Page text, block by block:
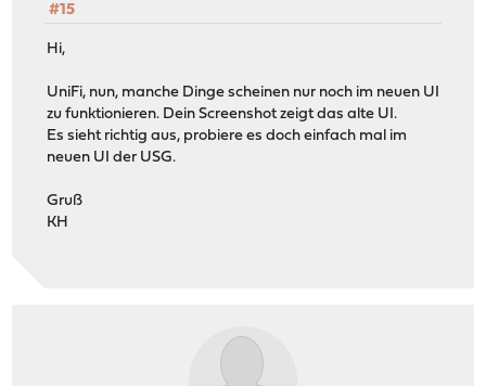
#15
Hi,
UniFi, nun, manche Dinge scheinen nur noch im neuen UI
zu funktionieren. Dein Screenshot zeigt das alte UI.
Es sieht richtig aus, probiere es doch einfach mal im
neuen UI der USG.
Gruß
KH